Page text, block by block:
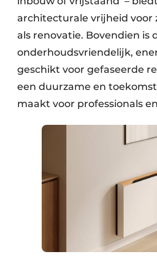
architecturale vrijheid voor
als renovatie. Bovendien is
onderhoudsvriendelijk,
geschikt voor gefaseerde
een duurzame en
maakt voor professionals